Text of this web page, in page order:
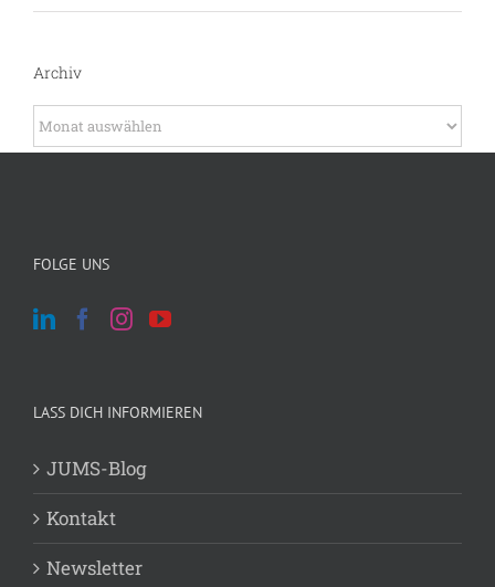
Konferenz in Hamburg
Wie formuliere ich meine Forschungsfrage?
LASS DICH INFORMIEREN